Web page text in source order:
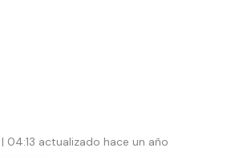
04:13 actualizado hace un año